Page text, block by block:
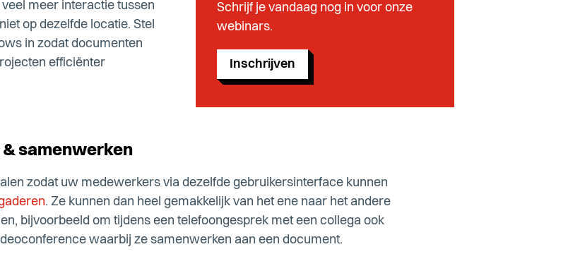
meer interactie tussen
op dezelfde locatie. Stel
in zodat documenten
efficiënter
Schrijf je vandaag nog in voor onze
webinars.
Inschrijven
& samenwerken
zodat uw medewerkers via dezelfde gebruikersinterface kunnen
. Ze kunnen dan heel gemakkelijk van het ene naar het andere
bijvoorbeeld om tijdens een telefoongesprek met een collega ook
waarbij ze samenwerken aan een document.